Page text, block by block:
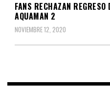
FANS RECHAZAN
AQUAMAN 2
NOVIEMBRE 12, 2020